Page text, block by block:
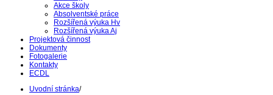
Akce školy
Absolventské práce
Rozšířená výuka Hv
Rozšířená výuka Aj
Projektová činnost
Dokumenty
Fotogalerie
Kontakty
ECDL
Uvodní stránka/